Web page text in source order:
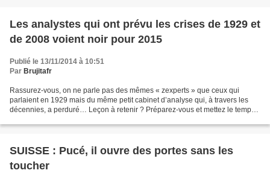
Les analystes qui ont prévu les crises de 1929 et
de 2008 voient noir pour 2015
Publié le 13/11/2014 à 10:51
Par Brujitafr
Rassurez-vous, on ne parle pas des mêmes « zexperts » que ceux qui
parlaient en 1929 mais du même petit cabinet d’analyse qui, à travers les
décennies, a perduré… Leçon à retenir ? Préparez-vous et mettez le temps
SUISSE : Pucé, il ouvre des portes sans les
toucher